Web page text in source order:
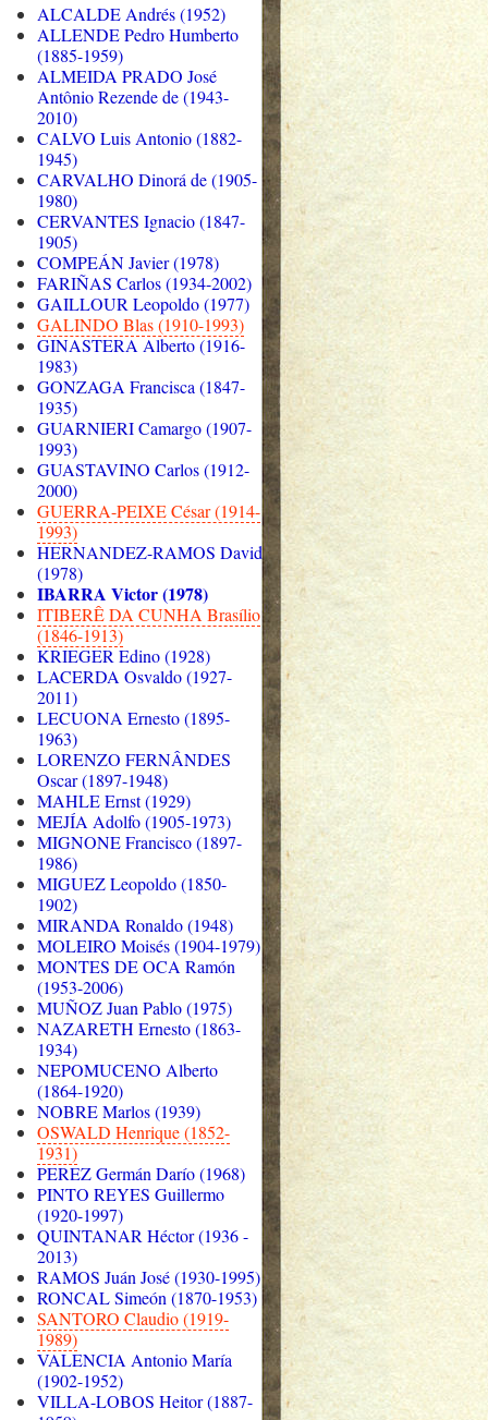
ALCALDE Andrés (1952)
ALLENDE Pedro Humberto
(1885-1959)
ALMEIDA PRADO José
Antônio Rezende de (1943-
2010)
CALVO Luis Antonio (1882-
1945)
CARVALHO Dinorá de (1905-
1980)
CERVANTES Ignacio (1847-
1905)
COMPEÁN Javier (1978)
FARIÑAS Carlos (1934-2002)
GAILLOUR Leopoldo (1977)
GALINDO Blas (1910-1993)
GINASTERA Alberto (1916-
1983)
GONZAGA Francisca (1847-
1935)
GUARNIERI Camargo (1907-
1993)
GUASTAVINO Carlos (1912-
2000)
GUERRA-PEIXE César (1914-
1993)
HERNANDEZ-RAMOS David
(1978)
IBARRA Victor (1978)
ITIBERÊ DA CUNHA Brasílio
(1846-1913)
KRIEGER Edino (1928)
LACERDA Osvaldo (1927-
2011)
LECUONA Ernesto (1895-
1963)
LORENZO FERNÂNDES
Oscar (1897-1948)
MAHLE Ernst (1929)
MEJÍA Adolfo (1905-1973)
MIGNONE Francisco (1897-
1986)
MIGUEZ Leopoldo (1850-
1902)
MIRANDA Ronaldo (1948)
MOLEIRO Moisés (1904-1979)
MONTES DE OCA Ramón
(1953-2006)
MUÑOZ Juan Pablo (1975)
NAZARETH Ernesto (1863-
1934)
NEPOMUCENO Alberto
(1864-1920)
NOBRE Marlos (1939)
OSWALD Henrique (1852-
1931)
PEREZ Germán Darío (1968)
PINTO REYES Guillermo
(1920-1997)
QUINTANAR Héctor (1936 -
2013)
RAMOS Juán José (1930-1995)
RONCAL Simeón (1870-1953)
SANTORO Claudio (1919-
1989)
VALENCIA Antonio María
(1902-1952)
VILLA-LOBOS Heitor (1887-